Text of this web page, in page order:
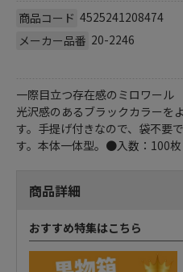
商品コード 4525241208474
メーカー品番 20-2246
一際目立つ存在感のミロワー
光沢感のあるブラックカラーを
す。手提げ付きなので、袋不要
す。本体一体型。●入数：100枚
商品詳細
おすすめ特集はこちら